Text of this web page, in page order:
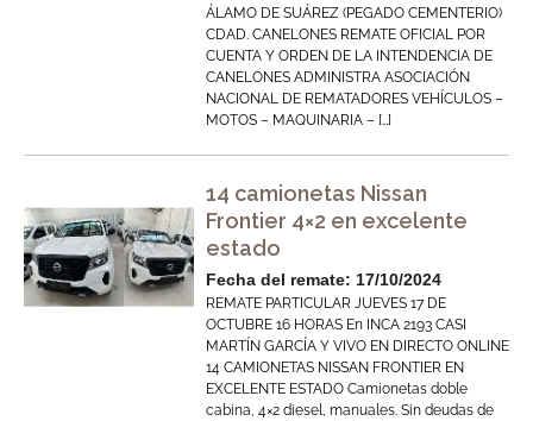
ÁLAMO DE SUÁREZ (PEGADO CEMENTERIO)
CDAD. CANELONES REMATE OFICIAL POR
CUENTA Y ORDEN DE LA INTENDENCIA DE
CANELONES ADMINISTRA ASOCIACIÓN
NACIONAL DE REMATADORES VEHÍCULOS –
MOTOS – MAQUINARIA – […]
14 camionetas Nissan
Frontier 4×2 en excelente
estado
Fecha del remate: 17/10/2024
REMATE PARTICULAR JUEVES 17 DE
OCTUBRE 16 HORAS En INCA 2193 CASI
MARTÍN GARCÍA Y VIVO EN DIRECTO ONLINE
14 CAMIONETAS NISSAN FRONTIER EN
EXCELENTE ESTADO Camionetas doble
cabina, 4×2 diesel, manuales. Sin deudas de